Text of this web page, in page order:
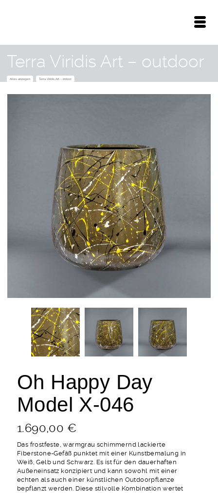
Terra Viridis Art – outdoor
Alles anzeigen Terra Viridis Art - indoor
Oh Happy Day
Model X-046
1.690,00 €
Das frostfeste, warmgrau schimmernd lackierte
Fiberstone-Gefäß punktet mit einer Kunstbemalung in
Weiß, Gelb und Schwarz. Es ist für den dauerhaften
Außeneinsatz konzipiert und kann sowohl mit einer
echten als auch einer künstlichen Outdoorpflanze
bepflanzt werden. Diese stilvolle Kombination wertet